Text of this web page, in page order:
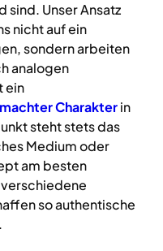
sind. Unser Ansatz
nicht auf ein
sondern arbeiten
analogen
ein
Charakterin
steht stets das
Medium oder
am besten
so authentische